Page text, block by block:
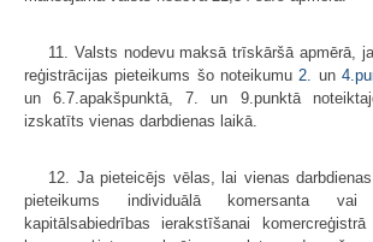
11. Valsts nodevu maksā trīskāršā apmērā,
reģistrācijas pieteikums šo noteikumu 2. un
un 6.7.apakšpunktā, 7. un 9.punktā
izskatīts vienas darbdienas laikā.
12. Ja pieteicējs vēlas, lai vienas
pieteikums individuālā komersanta
kapitālsabiedrības ierakstīšanai